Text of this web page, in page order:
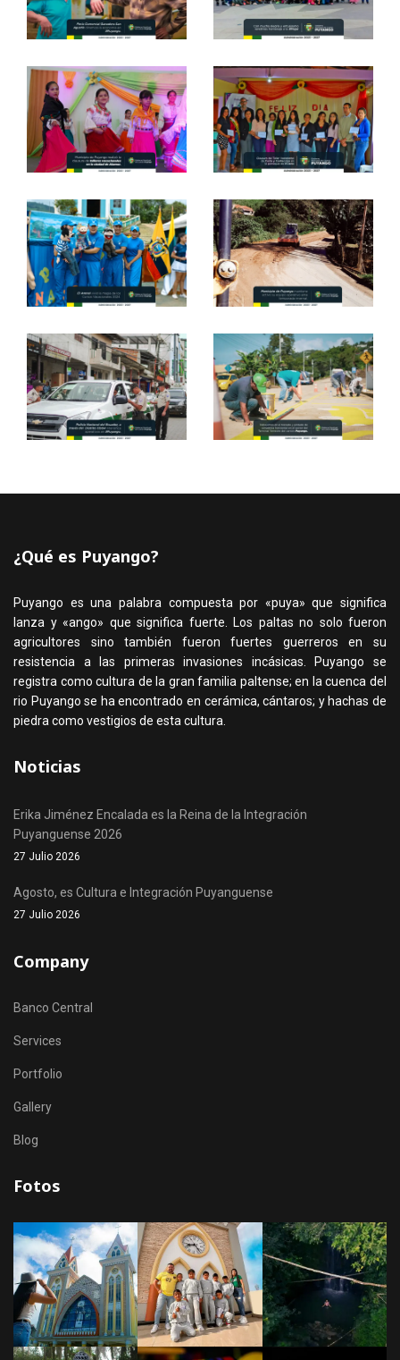
¿Qué es Puyango?
Puyango es una palabra compuesta por «puya» que significa
lanza y «ango» que significa fuerte. Los paltas no solo fueron
agricultores sino también fueron fuertes guerreros en su
resistencia a las primeras invasiones incásicas. Puyango se
registra como cultura de la gran familia paltense; en la cuenca del
rio Puyango se ha encontrado en cerámica, cántaros; y hachas de
piedra como vestigios de esta cultura.
Noticias
Erika Jiménez Encalada es la Reina de la Integración
Puyanguense 2026
27 Julio 2026
Agosto, es Cultura e Integración Puyanguense
27 Julio 2026
Company
Banco Central
Services
Portfolio
Gallery
Blog
Fotos